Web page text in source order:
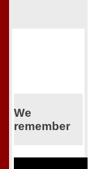
We
remember